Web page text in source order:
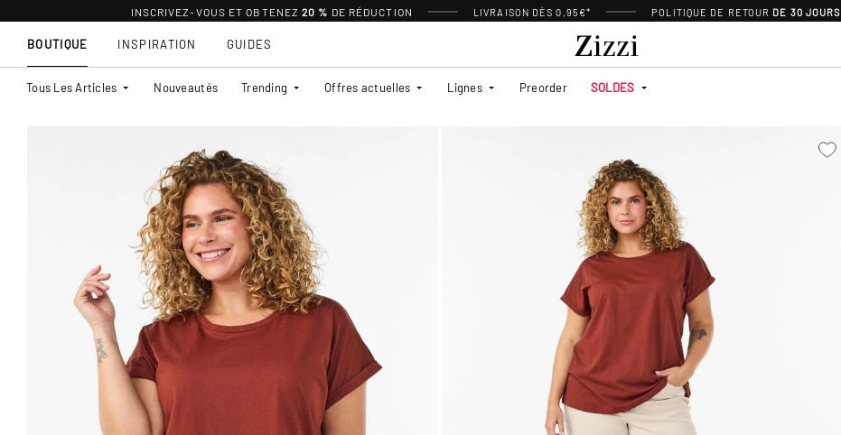
INSCRIVEZ-VOUS ET OBTENEZ 20 % DE RÉDUCTION LIVRAISON DÈS 0,95€* POLITIQUE DE RETOUR DE 30 JOURS
BOUTIQUE
Tous Les Articles Nouveautés Trending Offres actuelles Lignes Preorder SOLDES
INSPIRATION GUIDES